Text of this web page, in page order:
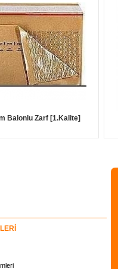
Balonlu Zarf [1.Kalite]